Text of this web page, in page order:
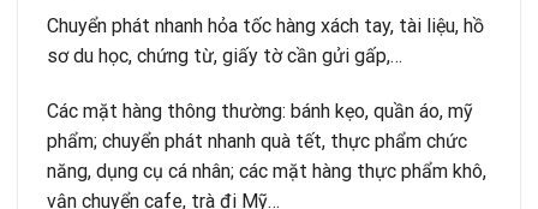
Chuyển phát nhanh hỏa tốc hàng xách tay, tài liệu, hồ
sơ du học, chứng từ, giấy tờ cần gửi gấp,…
Các mặt hàng thông thường: bánh kẹo, quần áo, mỹ
phẩm; chuyển phát nhanh quà tết, thực phẩm chức
năng, dụng cụ cá nhân; các mặt hàng thực phẩm khô,
vận chuyển cafe, trà đi Mỹ…